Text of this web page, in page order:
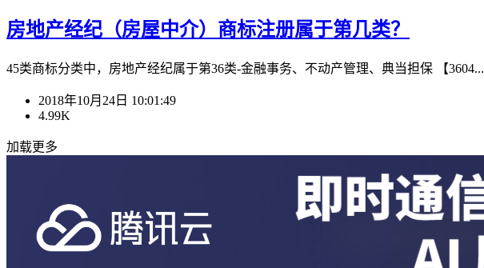
房地产经纪（房屋中介）商标注册属于第几类？
45类商标分类中，房地产经纪属于第36类-金融事务、不动产管理、典当担保 【3604...
2018年10月24日 10:01:49
4.99K
加载更多